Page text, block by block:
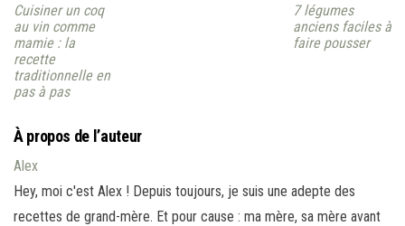
Cuisiner un coq
au vin comme
mamie : la
recette
traditionnelle en
pas à pas
7 légumes
anciens faciles à
faire pousser
À propos de l’auteur
Alex
Hey, moi c'est Alex ! Depuis toujours, je suis une adepte des
recettes de grand-mère. Et pour cause : ma mère, sa mère avant